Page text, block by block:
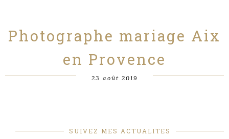
Photographe mariage Aix
en Provence
23 août 2019
SUIVEZ MES ACTUALITES